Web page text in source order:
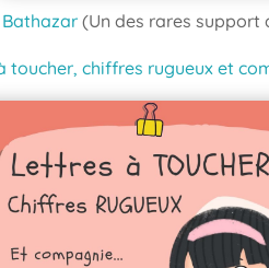
(Un des rares support
toucher, chiffres rugueux et